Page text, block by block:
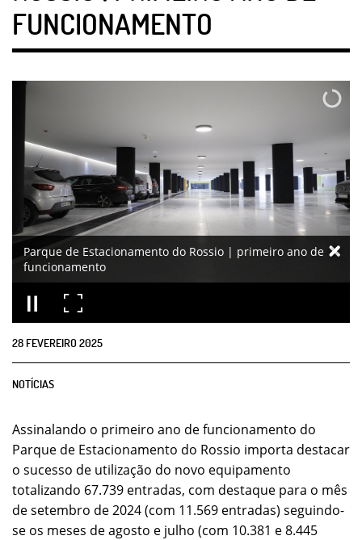
FUNCIONAMENTO
Parque de Estacionamento do Rossio | primeiro ano de
funcionamento
28 FEVEREIRO2025
NOTÍCIAS
Assinalando o primeiro ano de funcionamento do
Parque de Estacionamento do Rossio importa destacar
o sucesso de utilização do novo equipamento
totalizando 67.739 entradas, com destaque para o mês
de setembro de 2024 (com 11.569 entradas) seguindo-
se os meses de agosto e julho (com 10.381 e 8.445